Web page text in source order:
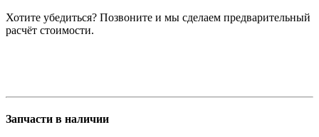
Хотите убедиться? Позвоните и мы сделаем предварительный
расчёт стоимости.
Запчасти в наличии